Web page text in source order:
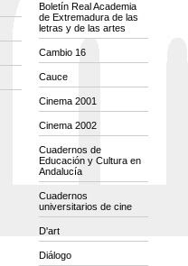
Boletín Real Academia
de Extremadura de las
letras y de las artes
Cambio 16
Cauce
Cinema 2001
Cinema 2002
Cuadernos de
Educación y Cultura en
Andalucía
Cuadernos
universitarios de cine
D'art
Diálogo